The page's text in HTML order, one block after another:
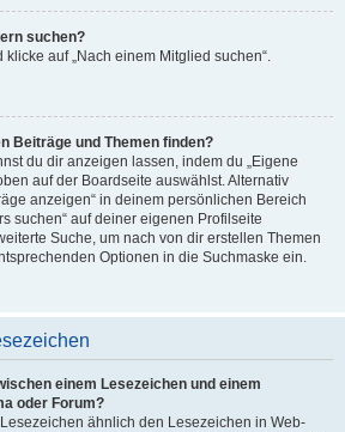
suchen?
auf „Nach einem Mitglied suchen“.
Beiträge und Themen finden?
du dir anzeigen lassen, indem du „Eigene
auf der Boardseite auswählst. Alternativ
anzeigen“ in deinem persönlichen Bereich
suchen“ auf deiner eigenen Profilseite
Suche, um nach von dir erstellen Themen
Optionen in die Suchmaske ein.
einem Lesezeichen und einem
oder Forum?
ähnlich den Lesezeichen in Web-